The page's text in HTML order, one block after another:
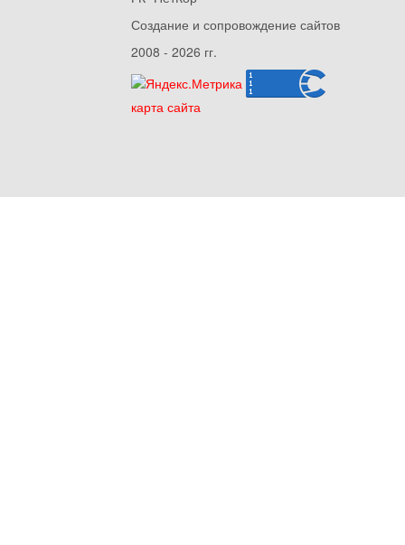
Создание и сопровождение сайтов
2008 - 2026 гг.
карта сайта